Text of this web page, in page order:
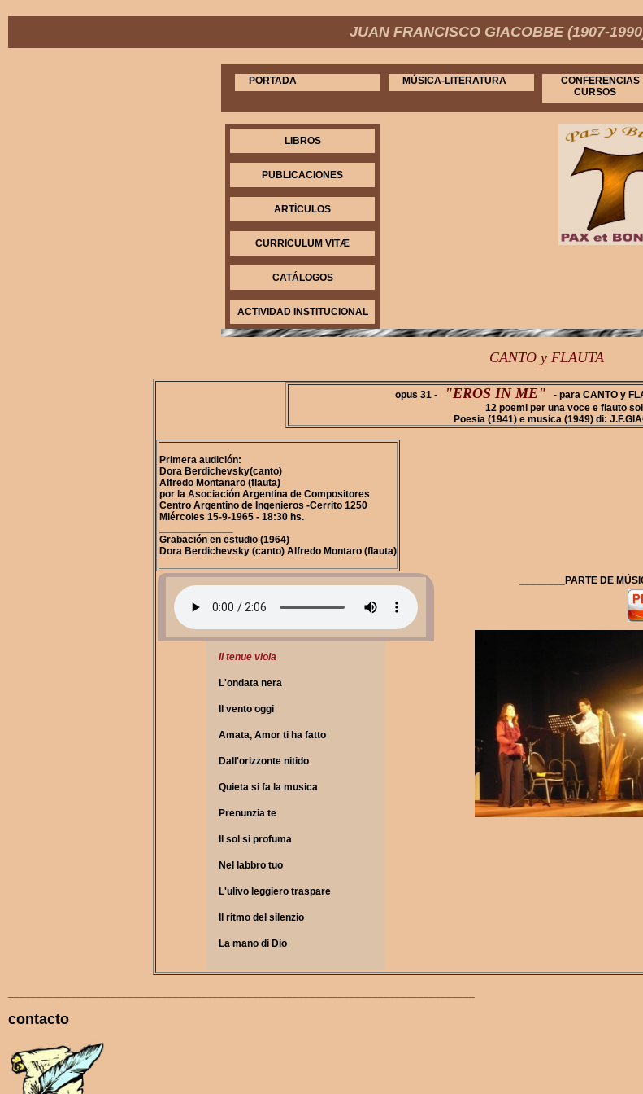
JUAN FRANCISCO GIACOBBE (1907-
PORTADA MÚSICA-LITERATURA
CONFERENCIAS
CURSOS
LIBROS
PUBLICACIONES
ARTÍCULOS
CURRICULUM VITÆ
CATÁLOGOS
ACTIVIDAD INSTITUCIONAL
CANTO y FLAUTA
opus 31 - "EROS IN ME"
- para CANTO y
12 poemi per una voce e flauto
Poesia (1941) e musica (1949) di:
Primera audición:
Dora Berdichevsky(canto)
Alfredo Montanaro (flauta)
por la Asociación Argentina de Compositores
Centro Argentino de Ingenieros -Cerrito 1250
Miércoles 15-9-1965 - 18:30 hs.
Grabación en estudio (1964)
Dora Berdichevsky (canto) Alfredo Montaro (flauta)
Il tenue viola
L'ondata nera
Il vento oggi
Amata, Amor ti ha fatto
Dall'orizzonte nitido
Quieta si fa la musica
Prenunzia te
Il sol si profuma
Nel labbro tuo
L'ulivo leggiero traspare
Il ritmo del silenzio
La mano di Dio
________PARTE DE
contacto